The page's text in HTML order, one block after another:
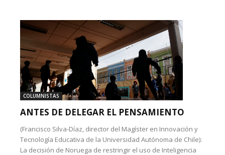
COLUMNISTAS
ANTES DE DELEGAR EL PENSAMIENTO
(Francisco Silva-Díaz, director del Magíster en Innovación y
Tecnología Educativa de la Universidad Autónoma de Chile):
La decisión de Noruega de restringir el uso de Inteligencia